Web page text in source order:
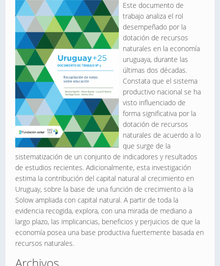
Este documento de
trabajo analiza el rol
desempeñado por la
dotación de recursos
naturales en la economía
uruguaya, durante las
últimas dos décadas.
Constata que el sistema
productivo nacional se ha
visto influenciado de
forma significativa por la
dotación de recursos
naturales de acuerdo a lo
que surge de la
sistematización de un conjunto de indicadores y resultados
de estudios recientes. Adicionalmente, esta investigación
estima la contribución del capital natural al crecimiento en
Uruguay, sobre la base de una función de crecimiento a la
Solow ampliada con capital natural. A partir de toda la
evidencia recogida, explora, con una mirada de mediano a
largo plazo, las implicancias, beneficios y perjuicios de que la
economía posea una base productiva fuertemente basada en
recursos naturales.